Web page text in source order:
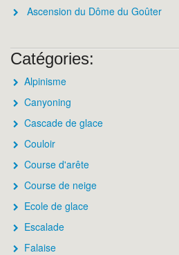
Ascension du Dôme du Goûter
Catégories:
Alpinisme
Canyoning
Cascade de glace
Couloir
Course d'arête
Course de neige
Ecole de glace
Escalade
Falaise